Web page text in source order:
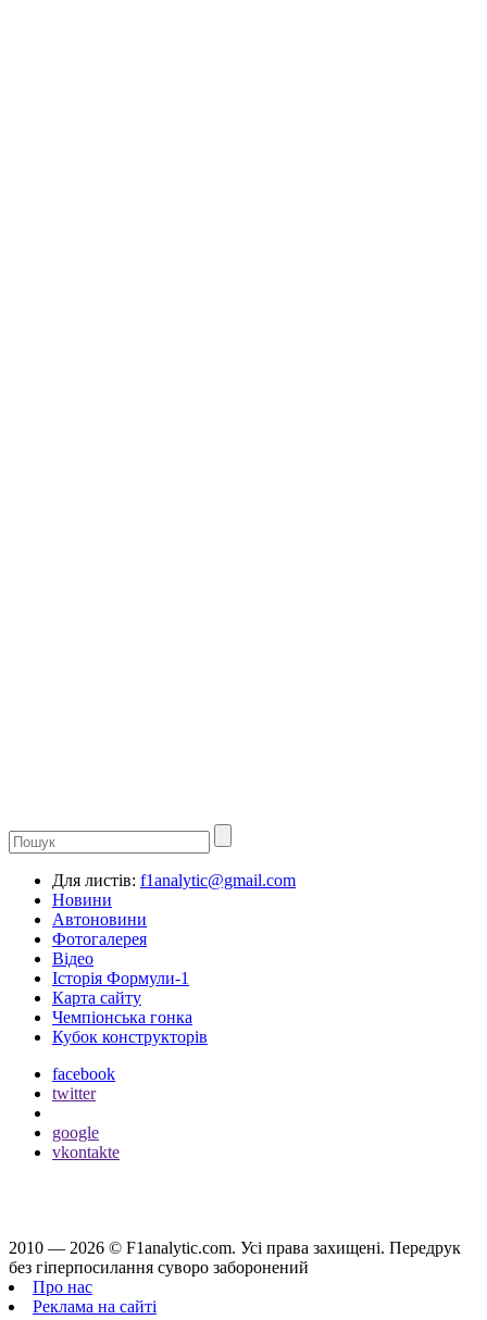
Для листів: f1analytic@gmail.com
Новини
Автоновини
Фотогалерея
Відео
Історія Формули-1
Карта сайту
Чемпіонська гонка
Кубок конструкторів
facebook
twitter
google
vkontakte
2010 — 2026 © F1analytic.com. Усi права захищенi. Передрук
без гіперпосилання суворо заборонений
Про нас
Реклама на сайті